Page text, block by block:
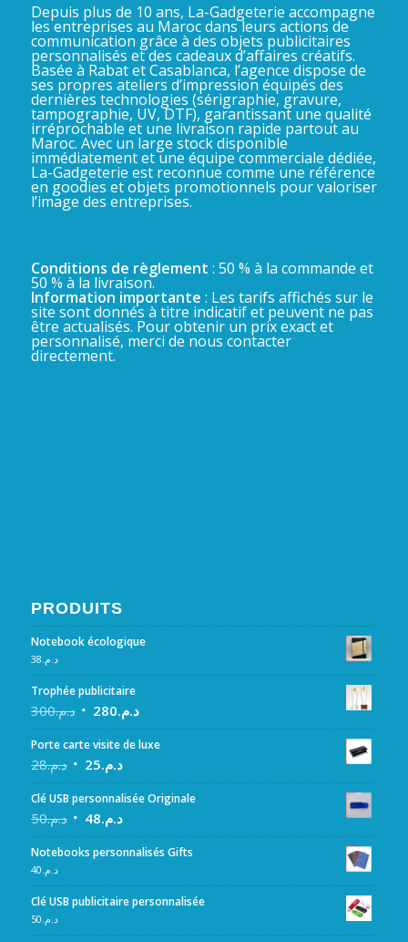
Depuis plus de 10 ans, La-Gadgeterie accompagne
les entreprises au Maroc dans leurs actions de
communication grâce à des objets publicitaires
personnalisés et des cadeaux d’affaires créatifs.
Basée à Rabat et Casablanca, l’agence dispose de
ses propres ateliers d’impression équipés des
dernières technologies (sérigraphie, gravure,
tampographie, UV, DTF), garantissant une qualité
irréprochable et une livraison rapide partout au
Maroc. Avec un large stock disponible
immédiatement et une équipe commerciale dédiée,
La-Gadgeterie est reconnue comme une référence
en goodies et objets promotionnels pour valoriser
l’image des entreprises.
Conditions de règlement : 50 % à la commande et
50 % à la livraison.
Information importante : Les tarifs affichés sur le
site sont donnés à titre indicatif et peuvent ne pas
être actualisés. Pour obtenir un prix exact et
personnalisé, merci de nous contacter
directement.
PRODUITS
Notebook écologique
د.م.38
Trophée publicitaire
د.م.300 د.م.280
Porte carte visite de luxe
د.م.28 د.م.25
Clé USB personnalisée Originale
د.م.50 د.م.48
Notebooks personnalisés Gifts
د.م.40
Clé USB publicitaire personnalisée
د.م.50